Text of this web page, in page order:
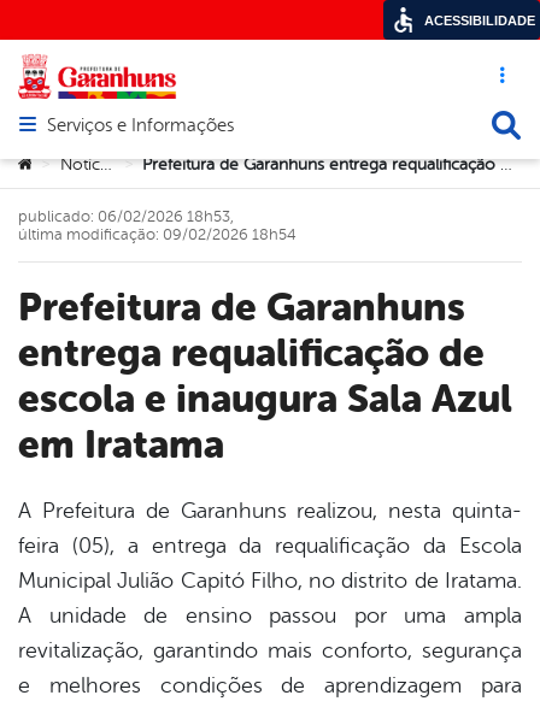
Acesso
Abrir menu principal de navegação
Serviços e Informações
Você está aqui:
> Notícias > Prefeitura de Garanhuns entrega requalificação de escola e inaugura Sala Azul em Iratama
Prefeitura de Garanhuns
entrega requalificação de
escola e inaugura Sala Azul
em Iratama
publicado: 06/02/2026 18h53,
última modificação: 09/02/2026 18h54
A Prefeitura de Garanhuns realizou, nesta quinta-
feira (05), a entrega da requalificação da Escola
Municipal Julião Capitó Filho, no distrito de Iratama.
A unidade de ensino passou por uma ampla
revitalização, garantindo mais conforto, segurança
e melhores condições de aprendizagem para
ACESSIBILIDADE